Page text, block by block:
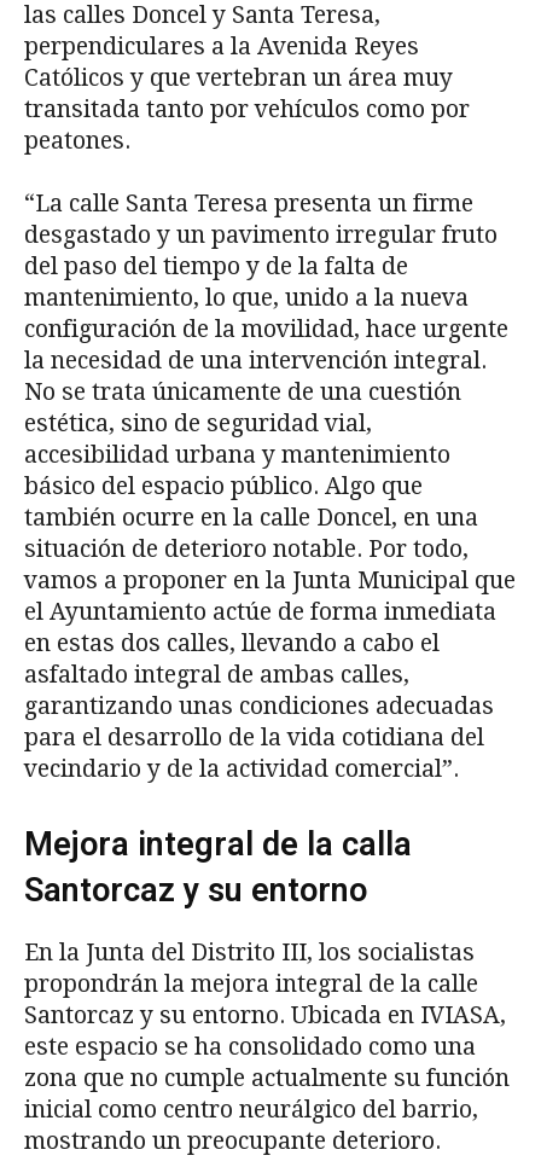
las calles Doncel y Santa Teresa,
perpendiculares a la Avenida Reyes
Católicos y que vertebran un área muy
transitada tanto por vehículos como por
peatones.
“La calle Santa Teresa presenta un firme
desgastado y un pavimento irregular fruto
del paso del tiempo y de la falta de
mantenimiento, lo que, unido a la nueva
configuración de la movilidad, hace urgente
la necesidad de una intervención integral.
No se trata únicamente de una cuestión
estética, sino de seguridad vial,
accesibilidad urbana y mantenimiento
básico del espacio público. Algo que
también ocurre en la calle Doncel, en una
situación de deterioro notable. Por todo,
vamos a proponer en la Junta Municipal que
el Ayuntamiento actúe de forma inmediata
en estas dos calles, llevando a cabo el
asfaltado integral de ambas calles,
garantizando unas condiciones adecuadas
para el desarrollo de la vida cotidiana del
vecindario y de la actividad comercial”.
Mejora integral de la calla
Santorcaz y su entorno
En la Junta del Distrito III, los socialistas
propondrán la mejora integral de la calle
Santorcaz y su entorno. Ubicada en IVIASA,
este espacio se ha consolidado como una
zona que no cumple actualmente su función
inicial como centro neurálgico del barrio,
mostrando un preocupante deterioro.